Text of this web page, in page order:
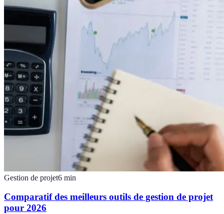
Gestion de projet6 min
Comparatif des meilleurs outils de gestion de projet
pour 2026